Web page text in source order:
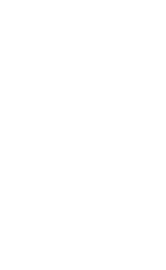
Expulsado de España un
condenado por allanar
La sentencia también contiene una
años al país y es uno de los